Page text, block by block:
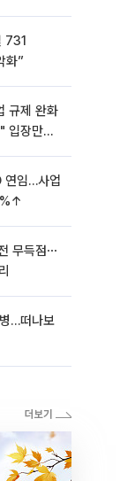
731
화”
규제 완화
입장만
연임…사업
무득점⋯
…떠나보